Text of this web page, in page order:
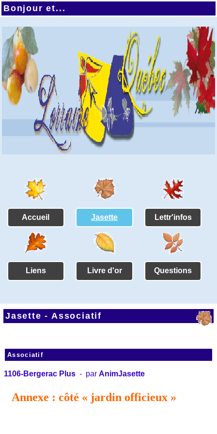
Bonjour et...
Accueil Jasette Lettr'infos
Liens Livre d'or Questions
Jasette -Associatif
Associatif
1106-Bergerac Plus - par AnimJasette
 Annexe : côté « jardin officieux »